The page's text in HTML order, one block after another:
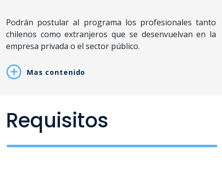
Podrán postular al programa los profesionales tanto
chilenos como extranjeros que se desenvuelvan en la
empresa privada o el sector público.
Mas contenido
Requisitos